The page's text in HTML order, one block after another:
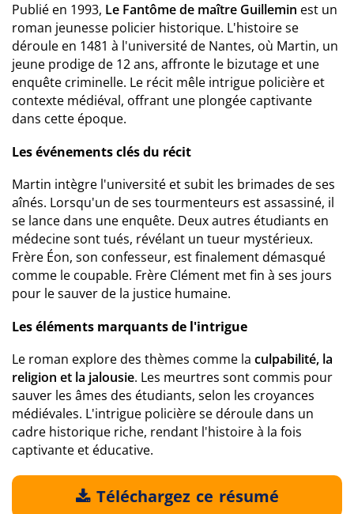
Publié en 1993, Le Fantôme de maître Guillemin est un
roman jeunesse policier historique. L'histoire se
déroule en 1481 à l'université de Nantes, où Martin, un
jeune prodige de 12 ans, affronte le bizutage et une
enquête criminelle. Le récit mêle intrigue policière et
contexte médiéval, offrant une plongée captivante
dans cette époque.
Les événements clés du récit
Martin intègre l'université et subit les brimades de ses
aînés. Lorsqu'un de ses tourmenteurs est assassiné, il
se lance dans une enquête. Deux autres étudiants en
médecine sont tués, révélant un tueur mystérieux.
Frère Éon, son confesseur, est finalement démasqué
comme le coupable. Frère Clément met fin à ses jours
pour le sauver de la justice humaine.
Les éléments marquants de l'intrigue
Le roman explore des thèmes comme la culpabilité, la
religion et la jalousie. Les meurtres sont commis pour
sauver les âmes des étudiants, selon les croyances
médiévales. L'intrigue policière se déroule dans un
cadre historique riche, rendant l'histoire à la fois
captivante et éducative.
Téléchargez ce résumé